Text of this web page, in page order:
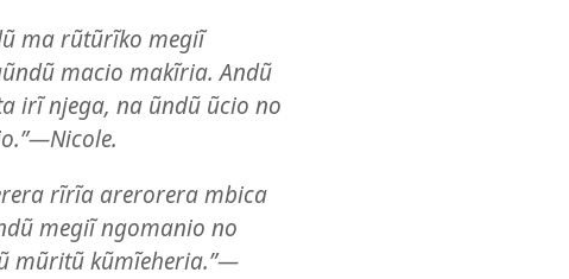
ma rũtũrĩko megiĩ
macio makĩria. Andũ
irĩ njega, na ũndũ ũcio no
rĩrĩa arerorera mbica
megiĩ ngomanio no
mũritũ kũmĩeheria.”​—